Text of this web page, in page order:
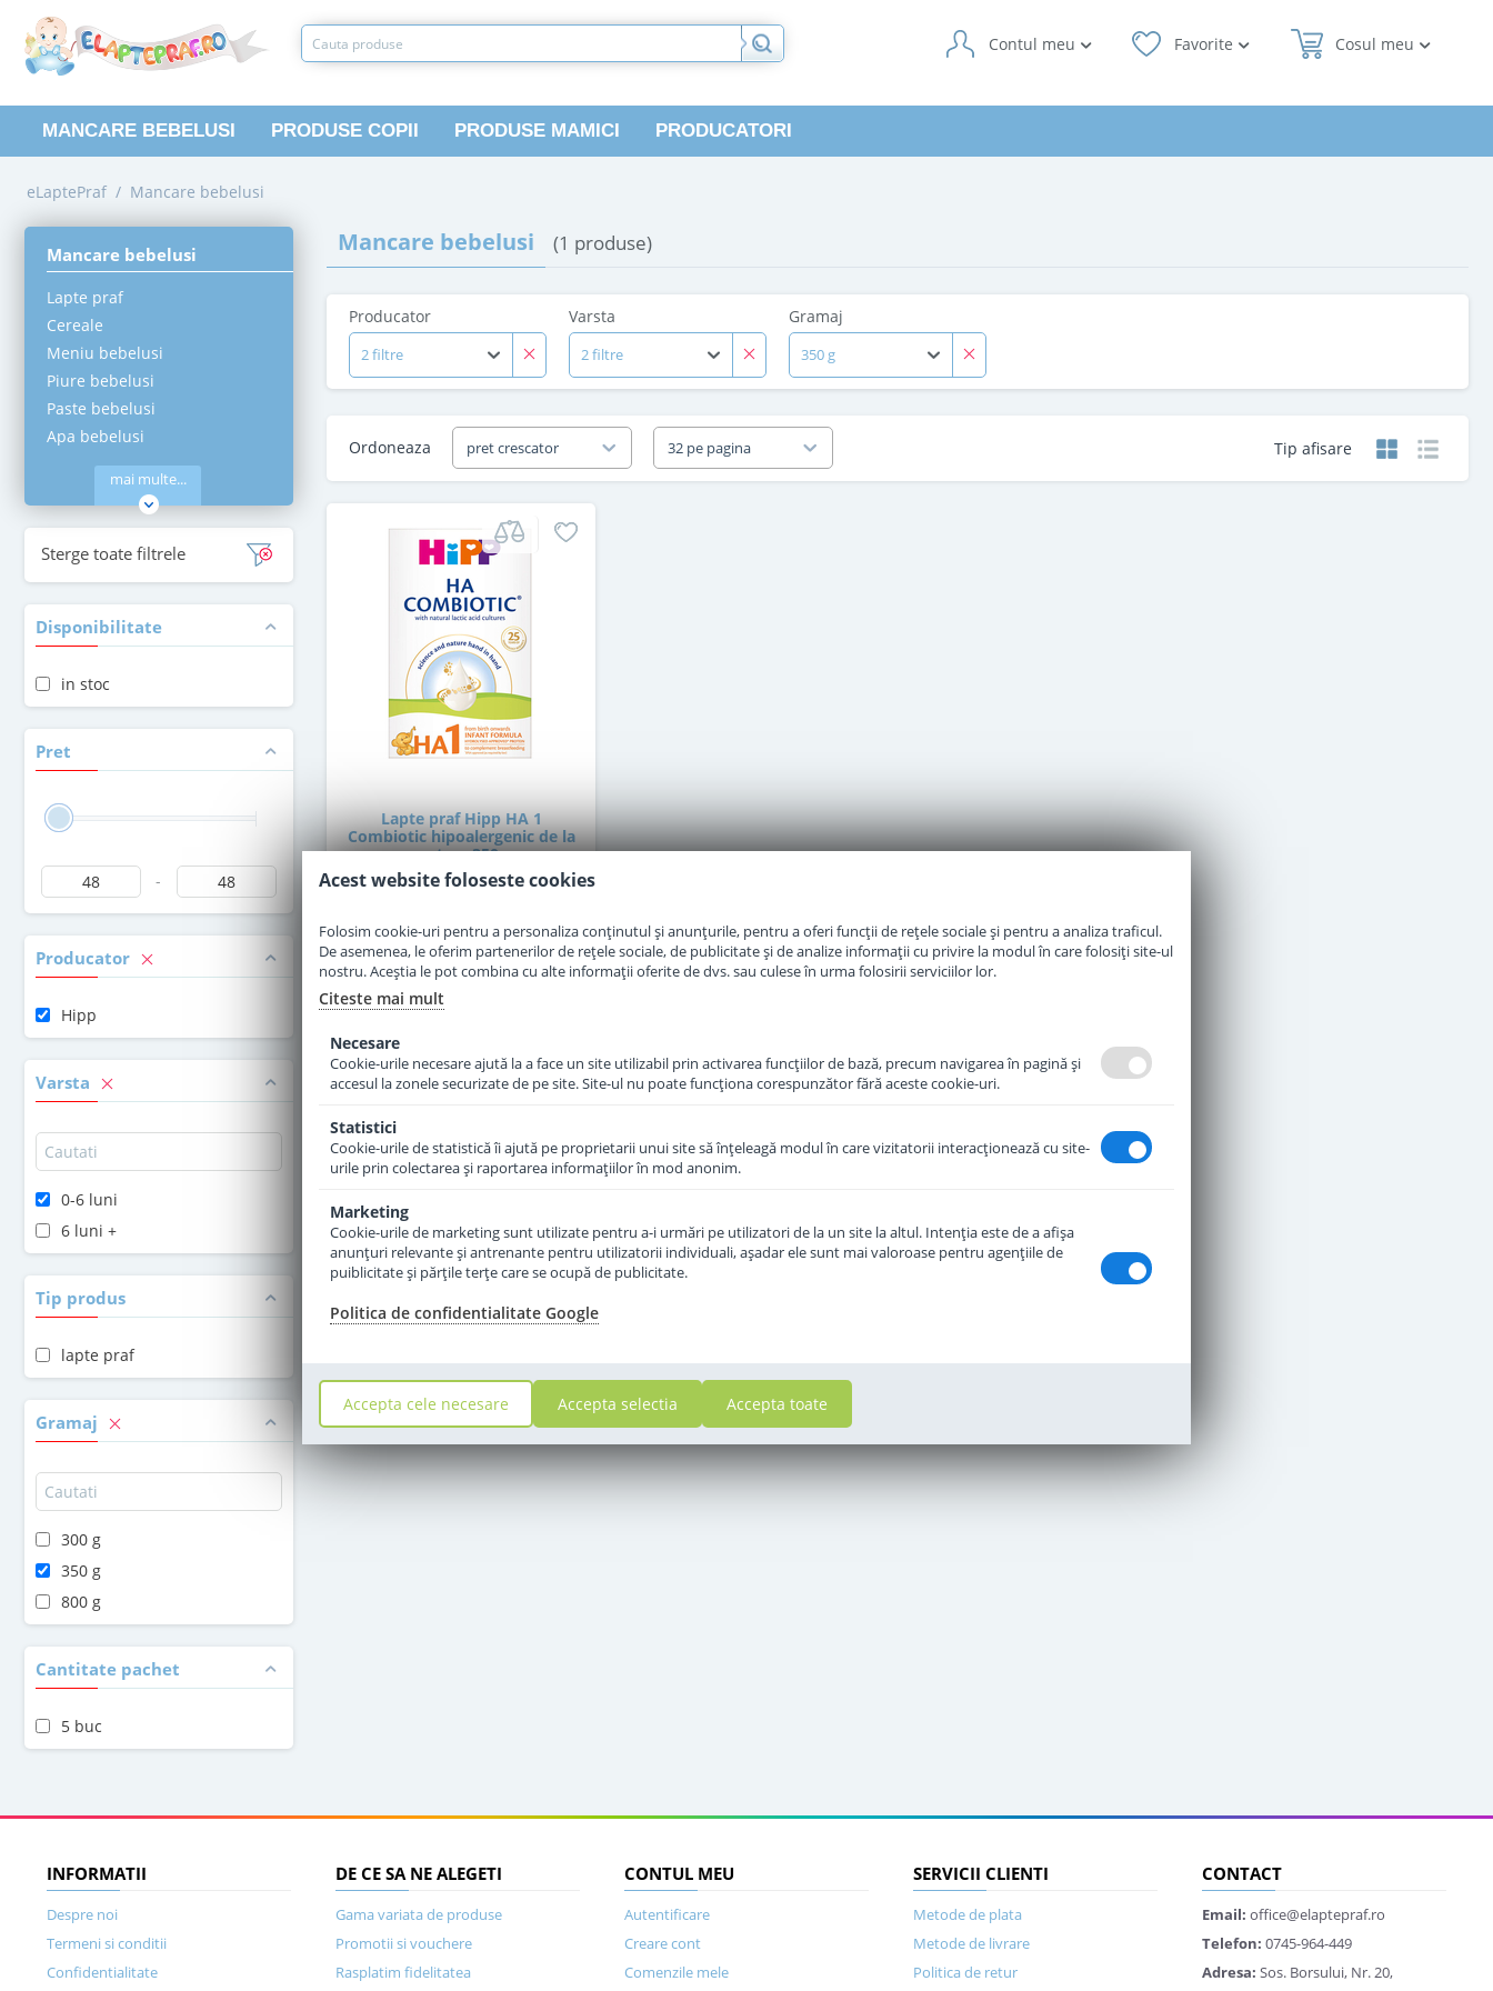
Cosul meu
Favorite
Contul meu
MANCARE BEBELUSI PRODUSE COPII PRODUSE MAMICI PRODUCATORI
eLaptePraf / Mancare bebelusi
Mancare bebelusi
Lapte praf
Cereale
Meniu bebelusi
Piure bebelusi
Paste bebelusi
Apa bebelusi
mai multe...
Sterge toate filtrele
Disponibilitate
in stoc
Pret
-
Producator
Hipp
Varsta
0-6 luni
6 luni +
Tip produs
lapte praf
Gramaj
300 g
350 g
800 g
Cantitate pachet
5 buc
Mancare bebelusi (1 produse)
Producator
2 filtre
Varsta
2 filtre
Gramaj
350 g
Tip afisare
Ordoneaza pret crescator 32 pe pagina
Lapte praf Hipp HA 1
Combiotic hipoalergenic de la
nastere 350 g
47,50 Lei
INFORMATII
Despre noi
Termeni si conditii
Confidentialitate
DE CE SA NE ALEGETI
Gama variata de produse
Promotii si vouchere
Rasplatim fidelitatea
CONTUL MEU
Autentificare
Creare cont
Comenzile mele
SERVICII CLIENTI
Metode de plata
Metode de livrare
Politica de retur
CONTACT
Email: office@elaptepraf.ro
Telefon: 0745-964-449
Adresa: Sos. Borsului, Nr. 20,
Acest website foloseste cookies
Folosim cookie-uri pentru a personaliza conținutul și anunțurile, pentru a oferi funcții de rețele sociale și pentru a analiza traficul.
De asemenea, le oferim partenerilor de rețele sociale, de publicitate și de analize informații cu privire la modul în care folosiți site-ul
nostru. Aceștia le pot combina cu alte informații oferite de dvs. sau culese în urma folosirii serviciilor lor.
Citeste mai mult
Necesare
Cookie-urile necesare ajută la a face un site utilizabil prin activarea funcţiilor de bază, precum navigarea în pagină şi
accesul la zonele securizate de pe site. Site-ul nu poate funcţiona corespunzător fără aceste cookie-uri.
Statistici
Cookie-urile de statistică îi ajută pe proprietarii unui site să înţeleagă modul în care vizitatorii interacţionează cu site-
urile prin colectarea şi raportarea informaţiilor în mod anonim.
Marketing
Cookie-urile de marketing sunt utilizate pentru a-i urmări pe utilizatori de la un site la altul. Intenţia este de a afişa
anunţuri relevante şi antrenante pentru utilizatorii individuali, aşadar ele sunt mai valoroase pentru agenţiile de
puiblicitate şi părţile terţe care se ocupă de publicitate.
Politica de confidentialitate Google
Accepta cele necesare Accepta selectia Accepta toate